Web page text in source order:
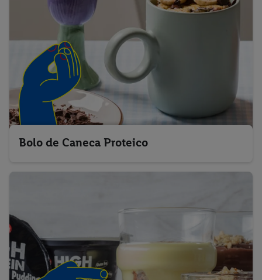
Bolo de Caneca Proteico